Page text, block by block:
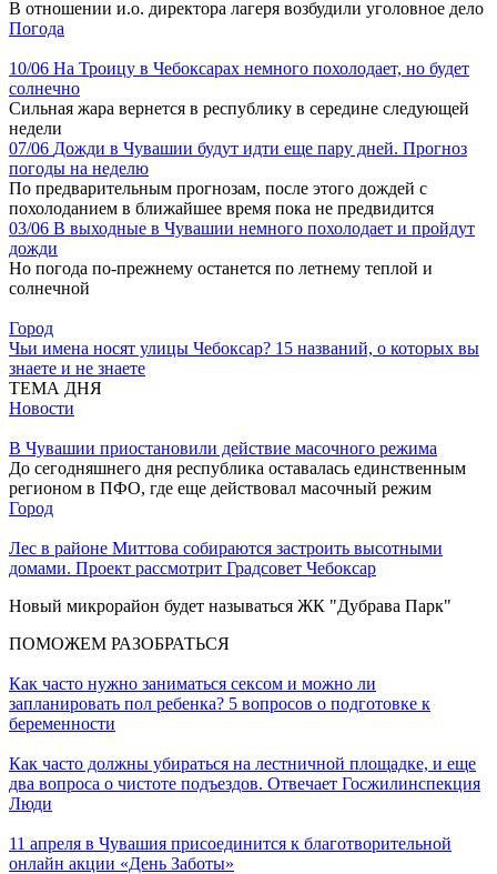
В отношении и.о. директора лагеря возбудили уголовное дело
Погода
10/06 На Троицу в Чебоксарах немного похолодает, но будет
солнечно
Сильная жара вернется в республику в середине следующей
недели
07/06 Дожди в Чувашии будут идти еще пару дней. Прогноз
погоды на неделю
По предварительным прогнозам, после этого дождей с
похолоданием в ближайшее время пока не предвидится
03/06 В выходные в Чувашии немного похолодает и пройдут
дожди
Но погода по-прежнему останется по летнему теплой и
солнечной
Город
Чьи имена носят улицы Чебоксар? 15 названий, о которых вы
знаете и не знаете
ТЕМА ДНЯ
Новости
В Чувашии приостановили действие масочного режима
До сегодняшнего дня республика оставалась единственным
регионом в ПФО, где еще действовал масочный режим
Город
Лес в районе Миттова собираются застроить высотными
домами. Проект рассмотрит Градсовет Чебоксар
Новый микрорайон будет называться ЖК "Дубрава Парк"
ПОМОЖЕМ РАЗОБРАТЬСЯ
Как часто нужно заниматься сексом и можно ли
запланировать пол ребенка? 5 вопросов о подготовке к
беременности
Как часто должны убираться на лестничной площадке, и еще
два вопроса о чистоте подъездов. Отвечает Госжилинспекция
Люди
11 апреля в Чувашия присоединится к благотворительной
онлайн акции «День Заботы»